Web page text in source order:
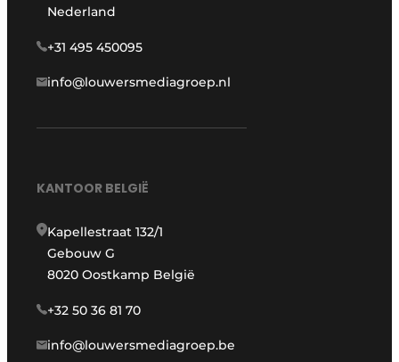
Nederland
+31 495 450095
info@louwersmediagroep.nl
KANTOOR BELGIË
Kapellestraat 132/1
Gebouw G
8020 Oostkamp België
+32 50 36 81 70
info@louwersmediagroep.be